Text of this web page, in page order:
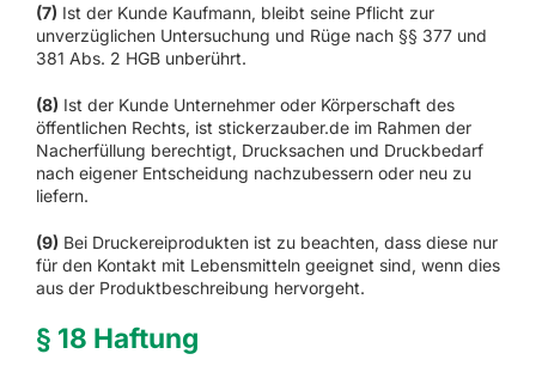
(7) Ist der Kunde Kaufmann, bleibt seine Pflicht zur
unverzüglichen Untersuchung und Rüge nach §§ 377 und
381 Abs. 2 HGB unberührt.
(8) Ist der Kunde Unternehmer oder Körperschaft des
öffentlichen Rechts, ist stickerzauber.de im Rahmen der
Nacherfüllung berechtigt, Drucksachen und Druckbedarf
nach eigener Entscheidung nachzubessern oder neu zu
liefern.
(9) Bei Druckereiprodukten ist zu beachten, dass diese nur
für den Kontakt mit Lebensmitteln geeignet sind, wenn dies
aus der Produktbeschreibung hervorgeht.
§ 18 Haftung